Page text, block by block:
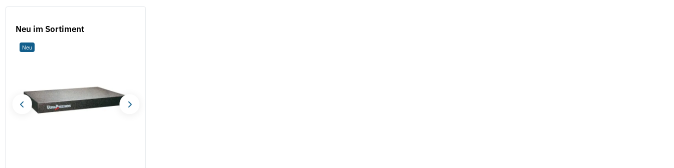
Neu im Sortiment
Neu